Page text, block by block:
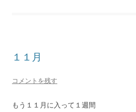
１１月
コメントを残す
もう１１月に入って１週間